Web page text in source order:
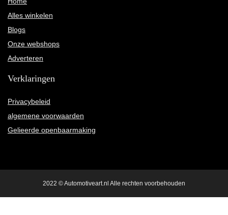
Alles winkelen
Blogs
Onze webshops
Adverteren
Verklaringen
Privacybeleid
algemene voorwaarden
Gelieerde openbaarmaking
2022 © Automotiveart.nl Alle rechten voorbehouden